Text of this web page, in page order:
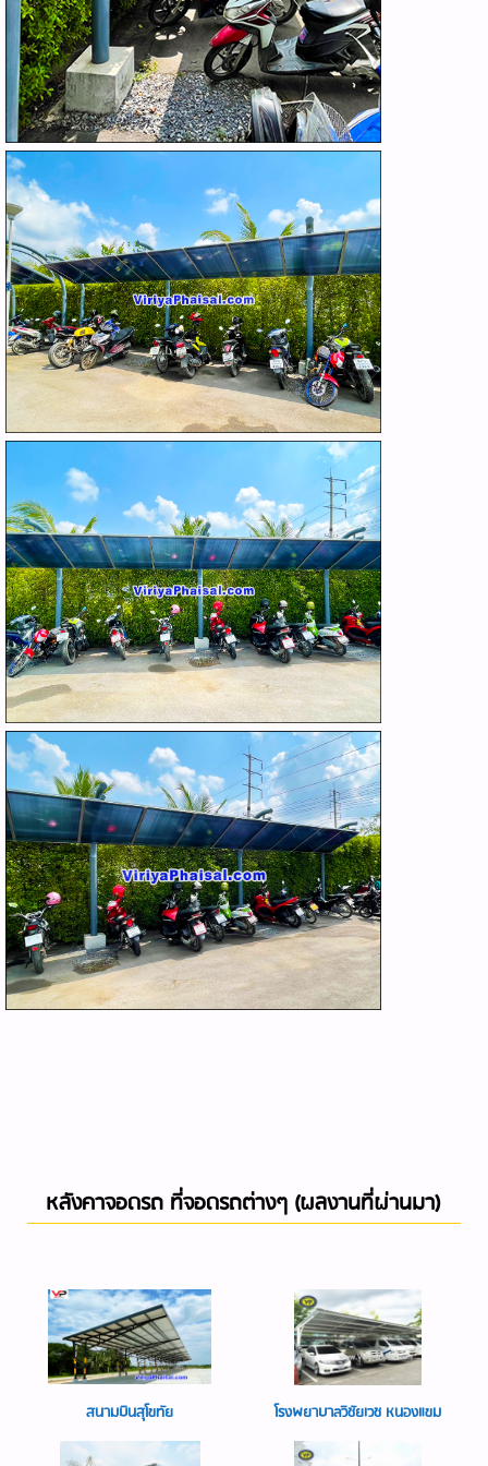
หลังคาจอดรถ ที่จอดรถต่างๆ (ผลงานที่ผ่านมา)
สนามบินสุโขทัย โรงพยาบาลวิชัยเวช หนองแขม